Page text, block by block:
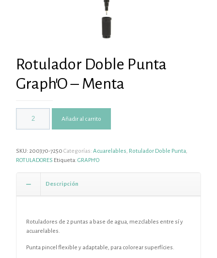
Rotulador Doble Punta
Graph’O – Menta
Añadir al carrito
SKU: 200370-7250 Categorías: Acuarelables, Rotulador Doble Punta,
ROTULADORES Etiqueta: GRAPH'O
Descripción
Rotuladores de 2 puntas a base de agua, mezclables entre sí y
acuarelables.
Punta pincel flexible y adaptable, para colorear superfícies.